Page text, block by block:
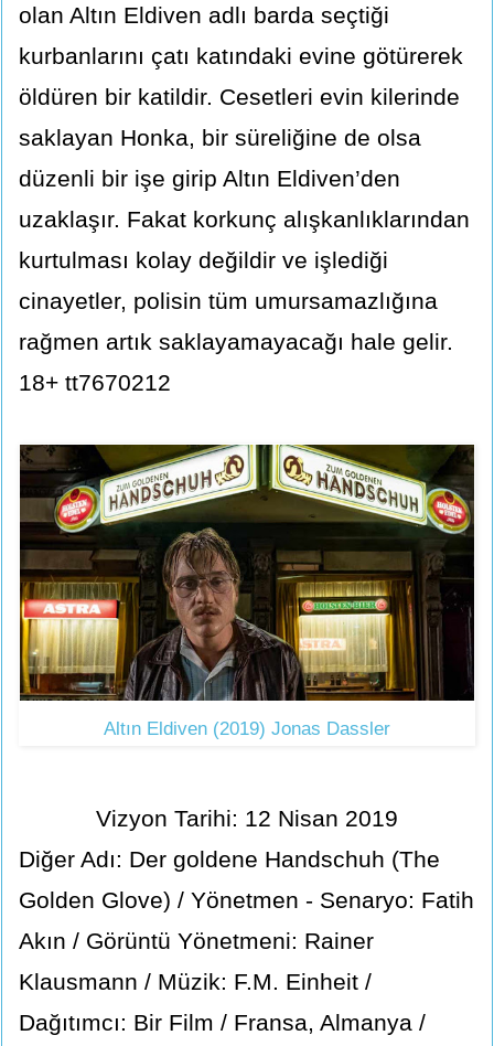
olan Altın Eldiven adlı barda seçtiği
kurbanlarını çatı katındaki evine götürerek
öldüren bir katildir. Cesetleri evin kilerinde
saklayan Honka, bir süreliğine de olsa
düzenli bir işe girip Altın Eldiven’den
uzaklaşır. Fakat korkunç alışkanlıklarından
kurtulması kolay değildir ve işlediği
cinayetler, polisin tüm umursamazlığına
rağmen artık saklayamayacağı hale gelir.
18+ tt7670212
Altın Eldiven (2019) Jonas Dassler
Vizyon Tarihi: 12 Nisan 2019
Diğer Adı: Der goldene Handschuh (The
Golden Glove) / Yönetmen - Senaryo: Fatih
Akın / Görüntü Yönetmeni: Rainer
Klausmann / Müzik: F.M. Einheit /
Dağıtımcı: Bir Film / Fransa, Almanya /